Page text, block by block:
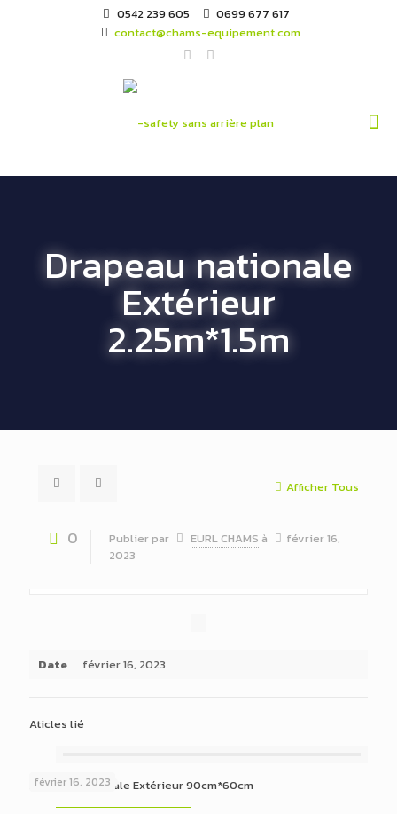
0542 239 605
0699 677 617
contact@chams-equipement.com
Drapeau nationale
Extérieur
2.25m*1.5m
Afficher Tous
0 Publier par EURL CHAMS à
février 16,
2023
Date février 16, 2023
Aticles lié
février 16, 2023
Drapeau nationale Extérieur 90cm*60cm